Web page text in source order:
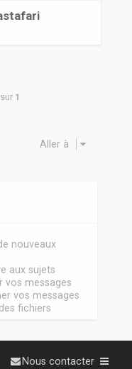
sur 1
Aller à
nouveaux
aux sujets
vos messages
vos messages
fichiers
Nous contacter